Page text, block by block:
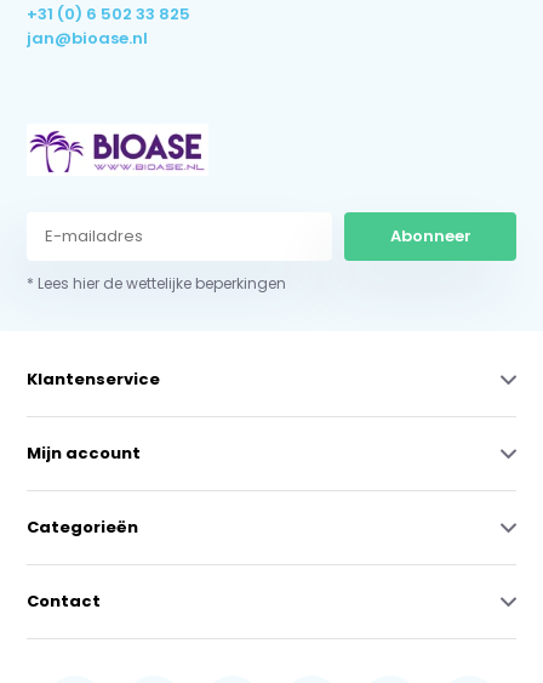
+31 (0) 6 502 33 825
jan@bioase.nl
Abonneer
* Lees hier de wettelijke beperkingen
Klantenservice
Mijn account
Categorieën
Contact